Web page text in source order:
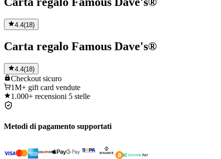
4.4(18)
Carta regalo Famous Dave's®
4.4(18)
Checkout sicuro
1M+ gift card vendute
1.000+ recensioni 5 stelle
Metodi di pagamento supportati